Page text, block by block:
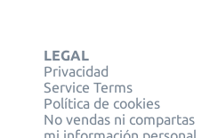
LEGAL
Privacidad
Service Terms
Política de cookies
No vendas ni compartas